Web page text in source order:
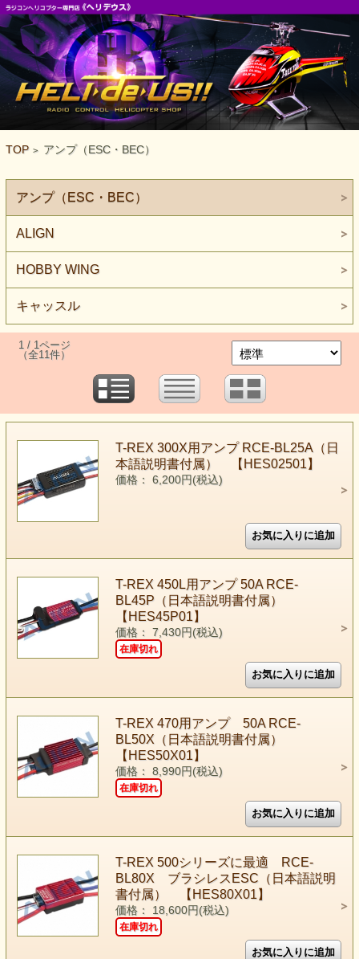
TOP > アンプ（ESC・BEC）
アンプ（ESC・BEC）
ALIGN
HOBBY WING
キャッスル
1 / 1ページ
（全11件）
T-REX 300X用アンプ RCE-BL25A（日
本語説明書付属） 【HES02501】
価格： 6,200円(税込)
T-REX 450L用アンプ 50A RCE-
BL45P（日本語説明書付属）
【HES45P01】
価格： 7,430円(税込)
在庫切れ
T-REX 470用アンプ 50A RCE-
BL50X（日本語説明書付属）
【HES50X01】
価格： 8,990円(税込)
在庫切れ
T-REX 500シリーズに最適 RCE-
BL80X ブラシレスESC（日本語説明
書付属） 【HES80X01】
価格： 18,600円(税込)
在庫切れ